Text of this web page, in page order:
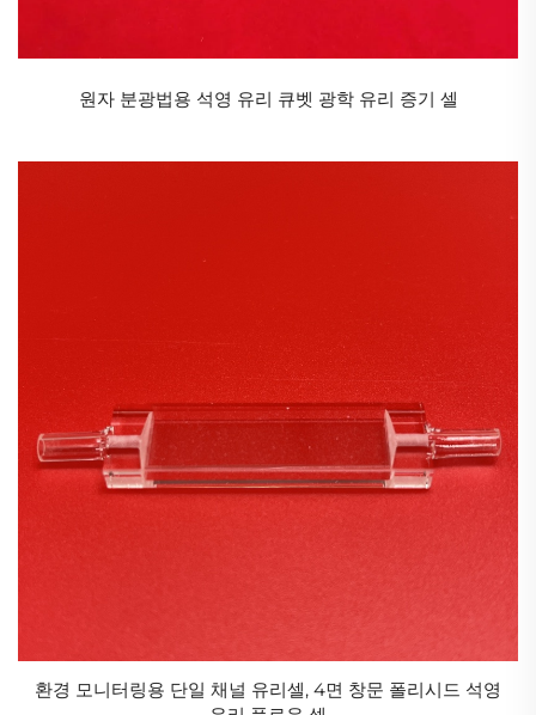
원자 분광법용 석영 유리 큐벳 광학 유리 증기 셀
환경 모니터링용 단일 채널 유리셀, 4면 창문 폴리시드 석영